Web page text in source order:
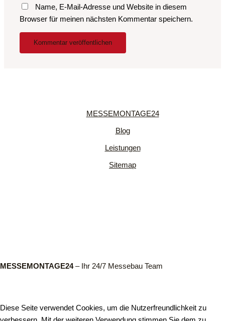
Name, E-Mail-Adresse und Website in diesem
Browser für meinen nächsten Kommentar speichern.
MESSEMONTAGE24
Blog
Leistungen
Sitemap
MESSEMONTAGE24– Ihr 24/7 Messebau Team
Diese Seite verwendet Cookies, um die Nutzerfreundlichkeit zu